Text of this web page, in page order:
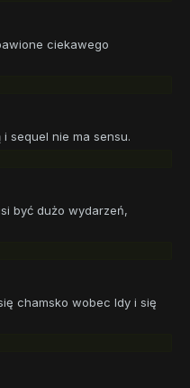
ciekawego
i sequel nie ma sensu.
być dużo wydarzeń,
chamsko wobec Idy i się